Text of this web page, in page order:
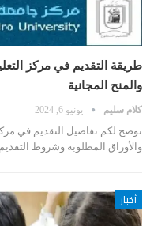
طريقة التقديم في مركز
والمنح المجانية
كلام سليم يونيو 6, 2024
والأوراق المطلوبة وشروط
أخبار